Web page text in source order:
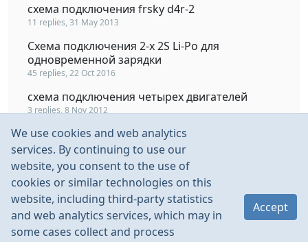
схема подключения frsky d4r-2
11 replies, 31 May 2013
Схема подключения 2-х 2S Li-Po для
одновременной зарядки
45 replies, 22 Oct 2016
схема подключения четырех двигателей
3 replies, 8 Nov 2012
возможна ли такая схема подключения?
32 replies, 24 Sep 2003
Схема подключения эл.элементов
вэлектричке
42 replies, 25 Apr 2010
We use cookies and web analytics
services. By continuing to use our
website, you consent to the use of
cookies or similar technologies on this
website, including third-party statistics
and web analytics services, which may in
some cases collect and process
Accept